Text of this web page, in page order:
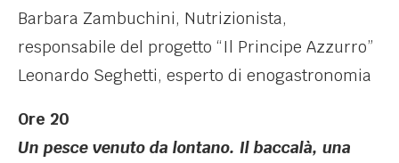
Barbara Zambuchini, Nutrizionista,
responsabile del progetto “Il Principe Azzurro”
Leonardo Seghetti, esperto di enogastronomia
Ore 20
Un pesce venuto da lontano. Il baccalà, una